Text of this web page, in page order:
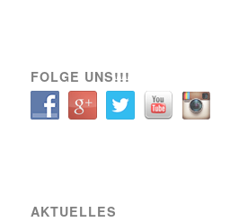
FOLGE UNS!!!
AKTUELLES